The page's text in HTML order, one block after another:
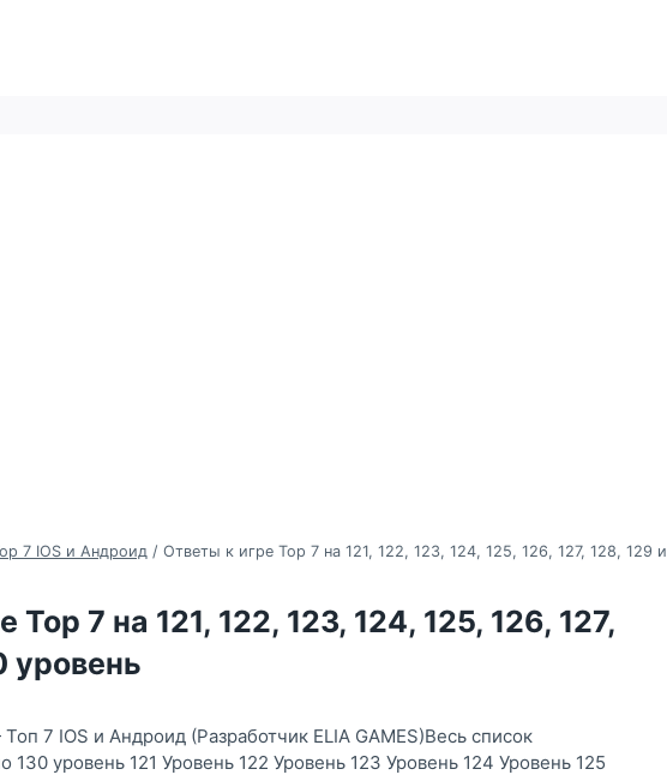
7 IOS и Андроид / Ответы к игре Top 7 на 121, 122, 123, 124, 125, 126, 127, 128, 129 и
Top 7 на 121, 122, 123, 124, 125, 126, 127,
уровень
7 IOS и Андроид (Разработчик ELIA GAMES)Весь список
130 уровень 121 Уровень 122 Уровень 123 Уровень 124 Уровень 125